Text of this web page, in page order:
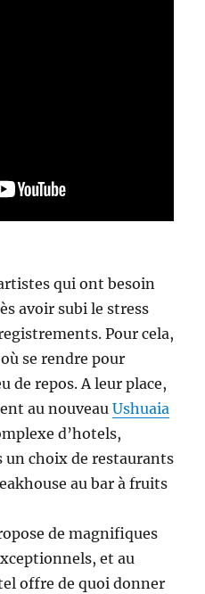
qui ont besoin
avoir subi le stress
Pour cela,
se rendre pour
de repos. A leur place,
au nouveauUshuaia
d’hotels,
un choix de restaurants
au bar à fruits
de magnifiques
et au
offre de quoi donner